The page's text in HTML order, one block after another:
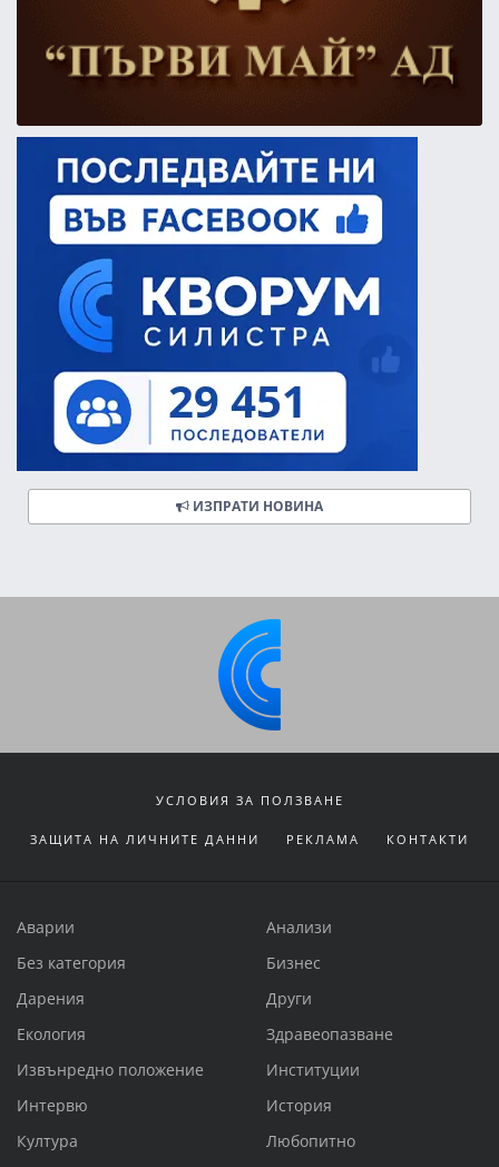
ИЗПРАТИ НОВИНА
УСЛОВИЯ ЗА ПОЛЗВАНЕ
ЗАЩИТА НА ЛИЧНИТЕ ДАННИ РЕКЛАМА КОНТАКТИ
Аварии
Анализи
Без категория
Бизнес
Дарения
Други
Екология
Здравеопазване
Извънредно положение
Институции
Интервю
История
Култура
Любопитно